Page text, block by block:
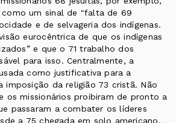
um sinal de "falta de 69
e de selvageria dos indígenas.
eurocêntrica de que os indígenas
e que o 71 trabalho dos
para isso. Centralmente, a
como justificativa para a
imposição da religião 73 cristã. Não
os missionários proibiram de pronto a
passaram a combater os líderes
a 75 chegada em solo americano.